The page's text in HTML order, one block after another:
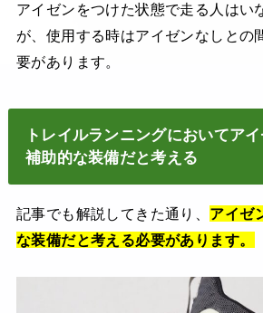
アイゼンをつけた状態で走る人はい
が、使用する時はアイゼンなしとの
要があります。
トレイルランニングにおいてア
補助的な装備だと考える
記事でも解説してきた通り、 アイゼ
な装備だと考える必要があります。